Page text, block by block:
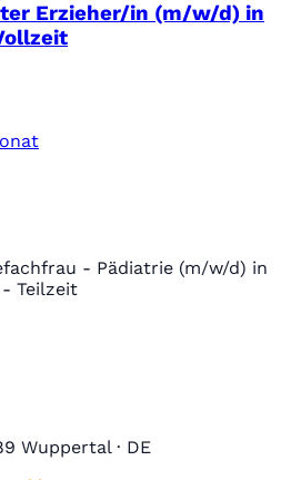
Erzieher/in (m/w/d) in
- Pädiatrie (m/w/d) in
Teilzeit
Wuppertal · DE